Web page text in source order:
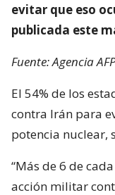
evitar que eso
publicada este
Fuente: Agencia
El 54% de los
contra Irán para
potencia nuclear,
“Más de 6 de
acción militar